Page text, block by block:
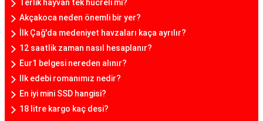
Terlik hayvan tek hücreli mi?
Akçakoca neden önemli bir yer?
İlk Çağ'da medeniyet havzaları kaça ayrılır?
12 saatlik zaman nasıl hesaplanır?
Eur1 belgesi nereden alınır?
Ilk edebi romanımız nedir?
En iyi mini SSD hangisi?
18 litre kargo kaç desi?